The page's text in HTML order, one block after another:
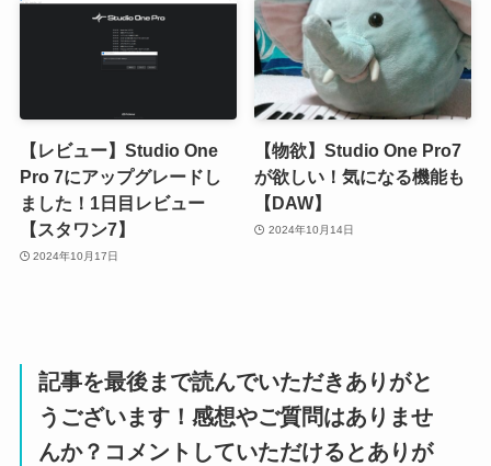
【レビュー】Studio One
Pro 7にアップグレードし
ました！1日目レビュー
【スタワン7】
2024年10月17日
【物欲】Studio One Pro7
が欲しい！気になる機能も
【DAW】
2024年10月14日
記事を最後まで読んでいただきありがと
うございます！感想やご質問はありませ
んか？コメントしていただけるとありが